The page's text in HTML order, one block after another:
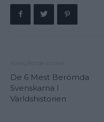
De 6 Mest Berömda
Svenskarna I
Världshistorien